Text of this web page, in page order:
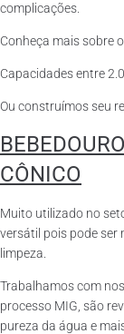
complicações.
Conheça mais sobre
Capacidades entre
Ou construímos seu
CÔNICO
Muito utilizado no
versátil pois pode ser
limpeza.
Trabalhamos com
processo MIG, são
pureza da água e